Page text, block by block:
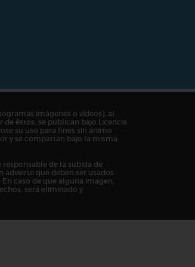
o vídeos), al
éstos, se publican bajo Licencia
su uso para fines sin ánimo
y se compartan bajo la misma
de la subida de
advierte que deben ser usados
caso de que alguna imagen,
será eliminado y